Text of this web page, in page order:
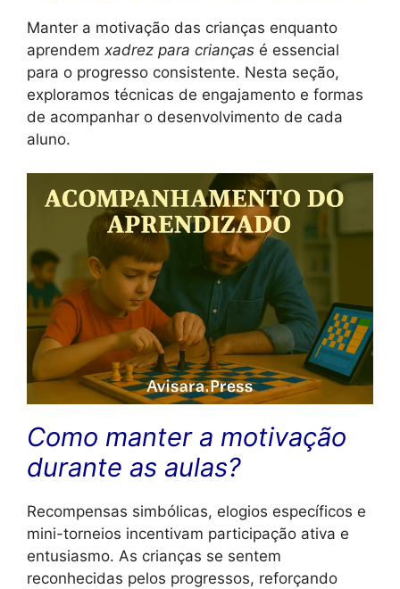
Manter a motivação das crianças enquanto
aprendem xadrez para crianças é essencial
para o progresso consistente. Nesta seção,
exploramos técnicas de engajamento e formas
de acompanhar o desenvolvimento de cada
aluno.
Como manter a motivação
durante as aulas?
Recompensas simbólicas, elogios específicos e
mini-torneios incentivam participação ativa e
entusiasmo. As crianças se sentem
reconhecidas pelos progressos, reforçando